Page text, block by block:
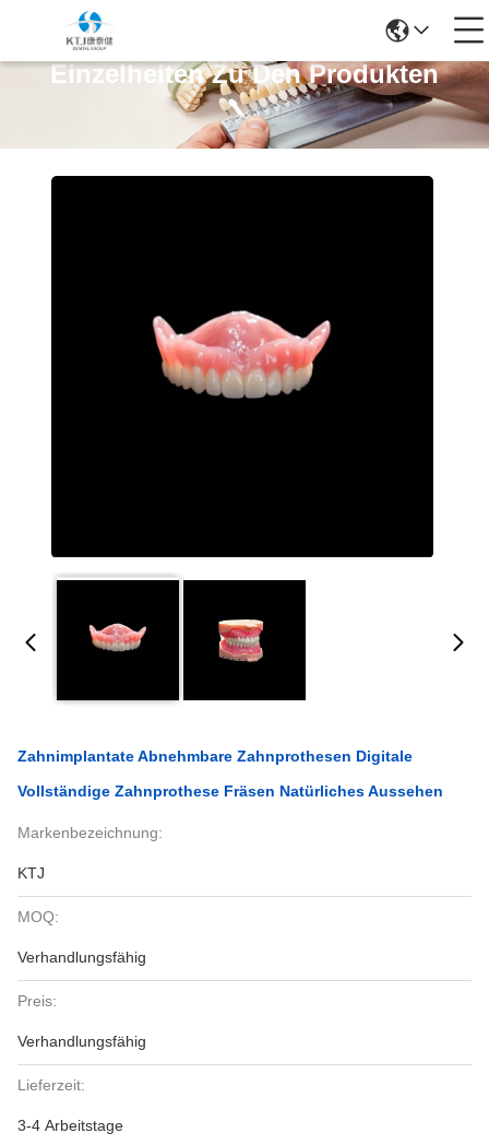
Einzelheiten Zu Den Produkten
Zahnimplantate Abnehmbare Zahnprothesen Digitale
Vollständige Zahnprothese Fräsen Natürliches Aussehen
Markenbezeichnung:
KTJ
MOQ:
Verhandlungsfähig
Preis:
Verhandlungsfähig
Lieferzeit:
3-4 Arbeitstage